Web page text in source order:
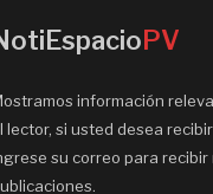
PV
información
lector, si usted desea
su correo para recibir